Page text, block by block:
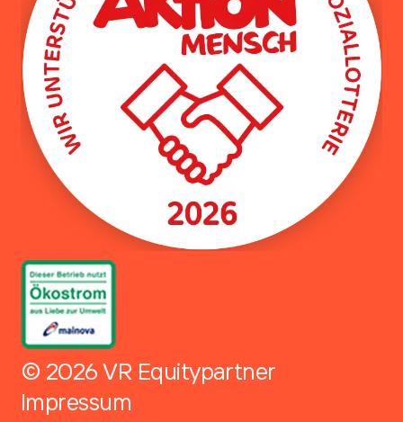
© 2026 VR Equitypartner
Impressum